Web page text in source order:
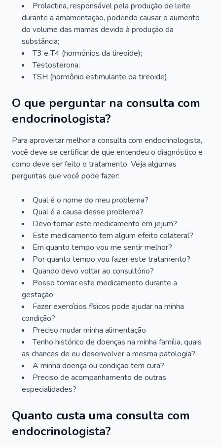
Prolactina, responsável pela produção de leite
durante a amamentação, podendo causar o aumento
do volume das mamas devido à produção da
substância;
T3 e T4 (hormônios da tireoide);
Testosterona;
TSH (hormônio estimulante da tireoide).
O que perguntar na consulta com
endocrinologista?
Para aproveitar melhor a consulta com endocrinologista,
você deve se certificar de que entendeu o diagnóstico e
como deve ser feito o tratamento. Veja algumas
perguntas que você pode fazer:
Qual é o nome do meu problema?
Qual é a causa desse problema?
Devo tomar este medicamento em jejum?
Este medicamento tem algum efeito colateral?
Em quanto tempo vou me sentir melhor?
Por quanto tempo vou fazer este tratamento?
Quando devo voltar ao consultório?
Posso tomar este medicamento durante a
gestação
Fazer exercícios físicos pode ajudar na minha
condição?
Preciso mudar minha alimentação
Tenho histórico de doenças na minha família, quais
as chances de eu desenvolver a mesma patologia?
A minha doença ou condição tem cura?
Preciso de acompanhamento de outras
especialidades?
Quanto custa uma consulta com
endocrinologista?